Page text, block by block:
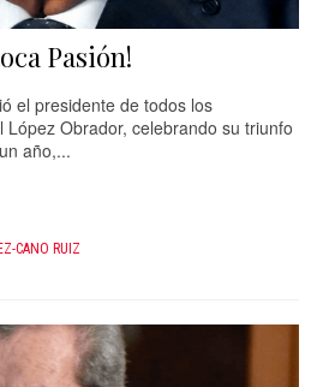
Pasión!
el presidente de todos los
López Obrador, celebrando su triunfo
año,...
CANO RUIZ